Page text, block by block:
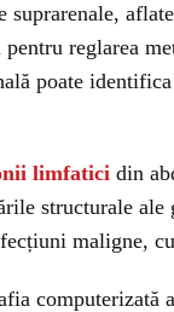
suprarenale,
pentru reglarea
poate
limfatici din
structurale
maligne,
computerizată